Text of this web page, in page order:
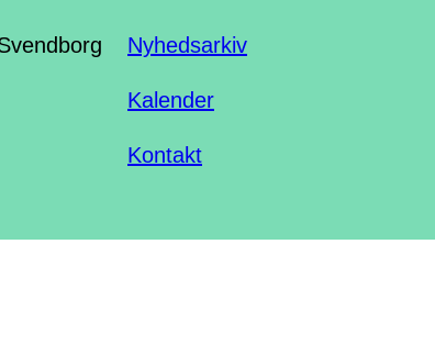
Nyhedsarkiv
Kalender
Kontakt